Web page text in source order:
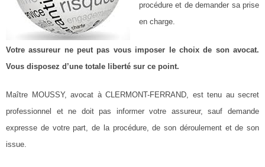
procédure et de demander sa prise
en charge.
Votre assureur ne peut pas vous imposer le choix de son avocat.
Vous disposez d’une totale liberté sur ce point.
Maître MOUSSY, avocat à CLERMONT-FERRAND, est tenu au secret
professionnel et ne doit pas informer votre assureur, sauf demande
expresse de votre part, de la procédure, de son déroulement et de son
issue.